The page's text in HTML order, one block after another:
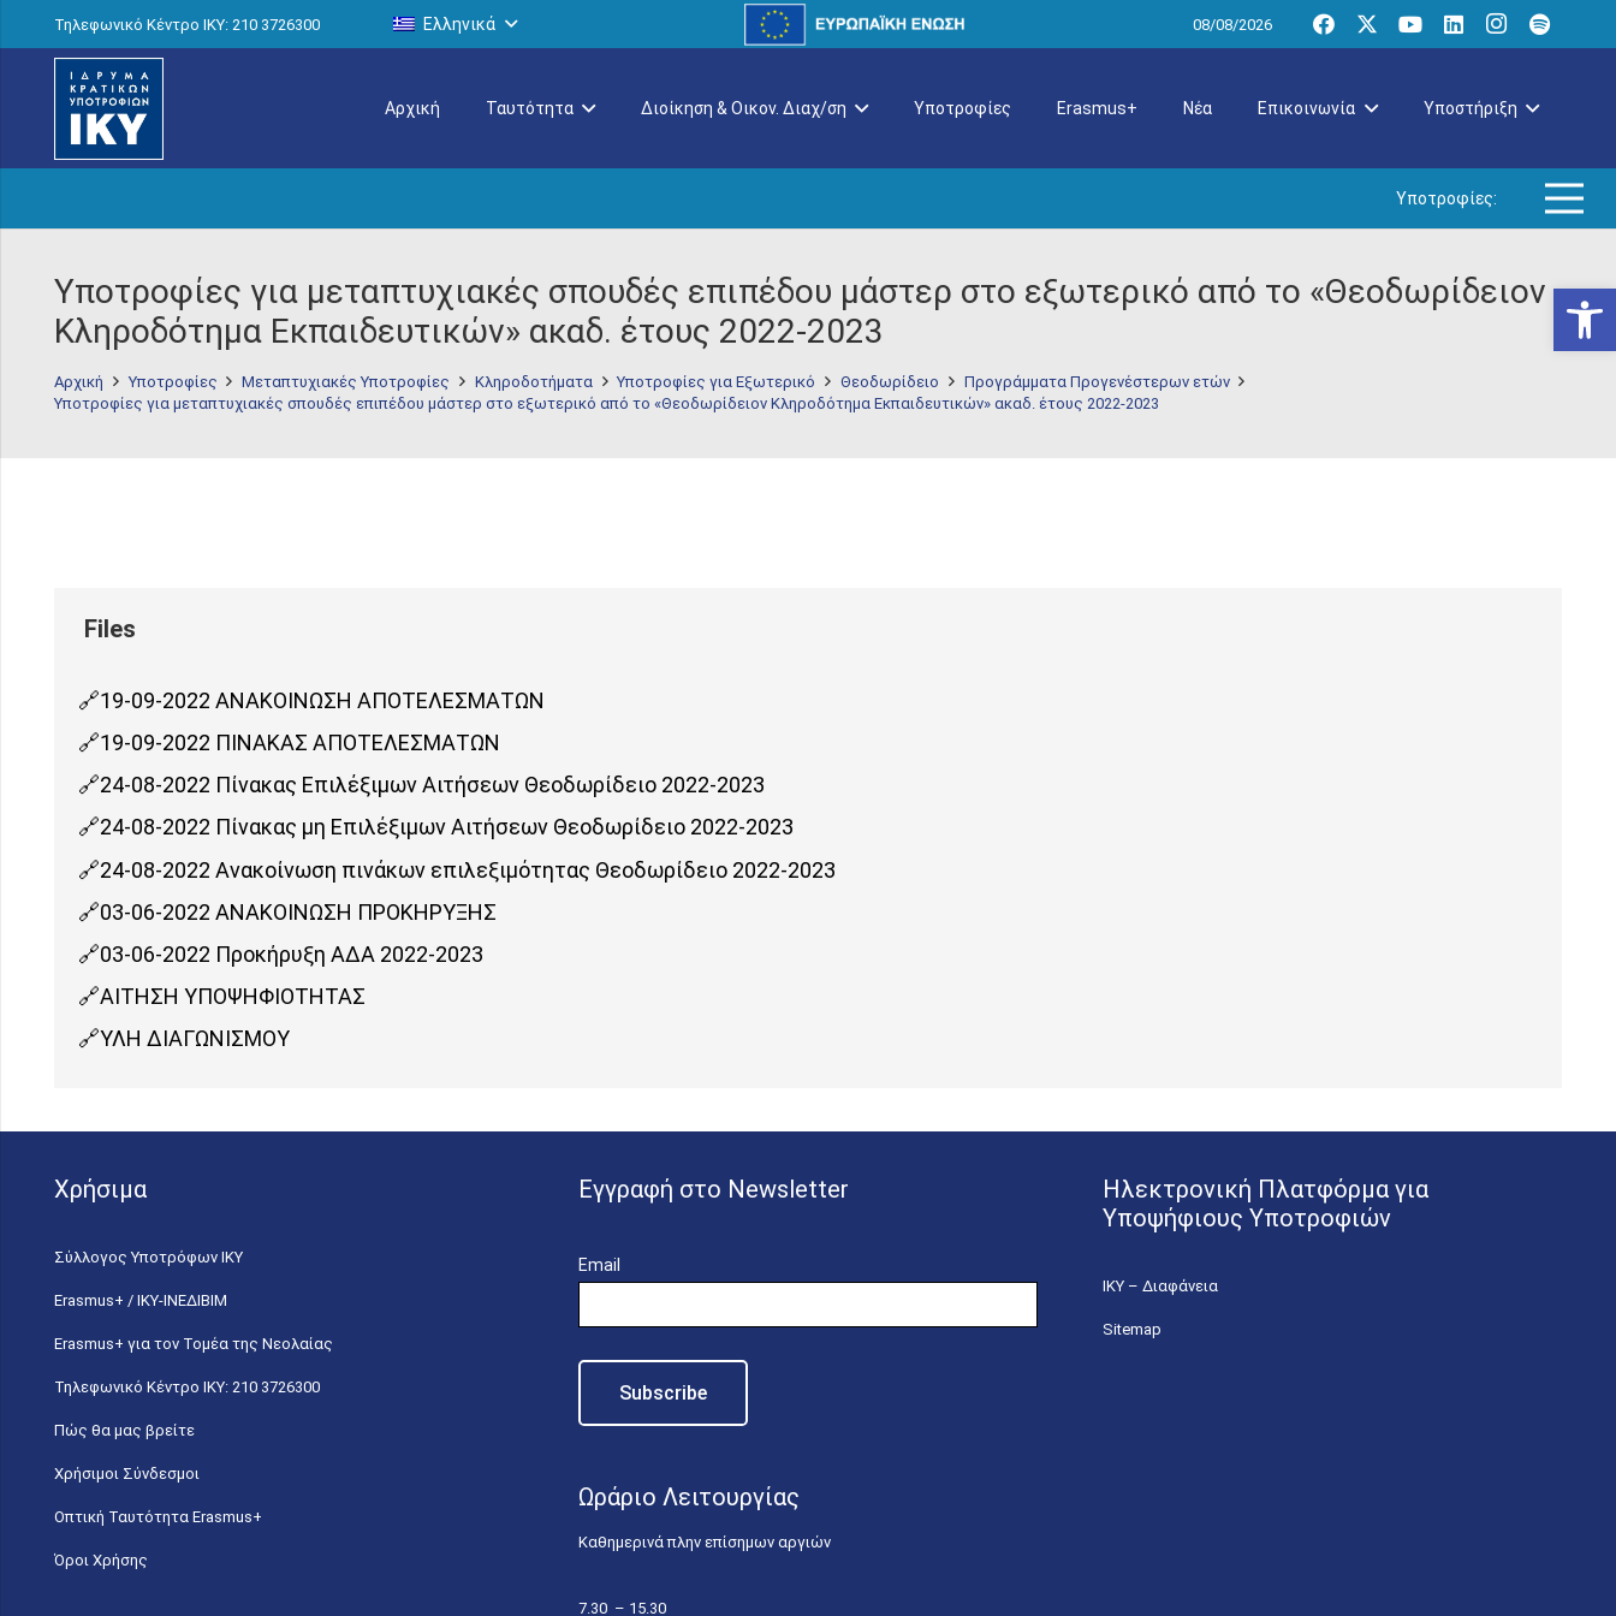
Τηλεφωνικό Κέντρο IKY: 210 3726300 Ελληνικά 08/08/2026
Αρχική Ταυτότητα Διοίκηση & Οικον. Διαχ/ση Υποτροφίες Erasmus+ Νέα Επικοινωνία Υποστήριξη
Υποτροφίες:
Υποτροφίες για μεταπτυχιακές σπουδές επιπέδου μάστερ στο εξωτερικό από το «Θεοδωρίδειον
Κληροδότημα Εκπαιδευτικών» ακαδ. έτους 2022-2023
Αρχική Υποτροφίες Μεταπτυχιακές Υποτροφίες Κληροδοτήματα Υποτροφίες για Εξωτερικό Θεοδωρίδειο
Προγράμματα Προγενέστερων ετών
Υποτροφίες για μεταπτυχιακές σπουδές επιπέδου μάστερ στο εξωτερικό από το «Θεοδωρίδειον Κληροδότημα Εκπαιδευτικών» ακαδ. έτους 2022-2023
19-09-2022 ΑΝΑΚΟΙΝΩΣΗ ΑΠΟΤΕΛΕΣΜΑΤΩΝ
19-09-2022 ΠΙΝΑΚΑΣ ΑΠΟΤΕΛΕΣΜΑΤΩΝ
24-08-2022 Πίνακας Επιλέξιμων Αιτήσεων Θεοδωρίδειο 2022-2023
24-08-2022 Πίνακας μη Επιλέξιμων Αιτήσεων Θεοδωρίδειο 2022-2023
24-08-2022 Ανακοίνωση πινάκων επιλεξιμότητας Θεοδωρίδειο 2022-2023
03-06-2022 ΑΝΑΚΟΙΝΩΣΗ ΠΡΟΚΗΡΥΞΗΣ
03-06-2022 Προκήρυξη ΑΔΑ 2022-2023
ΑΙΤΗΣΗ ΥΠΟΨΗΦΙΟΤΗΤΑΣ
ΥΛΗ ΔΙΑΓΩΝΙΣΜΟΥ
Χρήσιμα
Σύλλογος Υποτρόφων ΙΚΥ
Erasmus+ / ΙΚΥ-ΙΝΕΔΙΒΙΜ
Erasmus+ για τον Τομέα της Νεολαίας
Τηλεφωνικό Κέντρο IKY: 210 3726300
Πώς θα μας βρείτε
Χρήσιμοι Σύνδεσμοι
Οπτική Ταυτότητα Erasmus+
Όροι Χρήσης
Εγγραφή στο Newsletter
Email
Ωράριο Λειτουργίας
Καθημερινά πλην επίσημων αργιών
7.30 – 15.30
Ηλεκτρονική Πλατφόρμα για
Υποψήφιους Υποτροφιών
ΙΚΥ – Διαφάνεια
Sitemap